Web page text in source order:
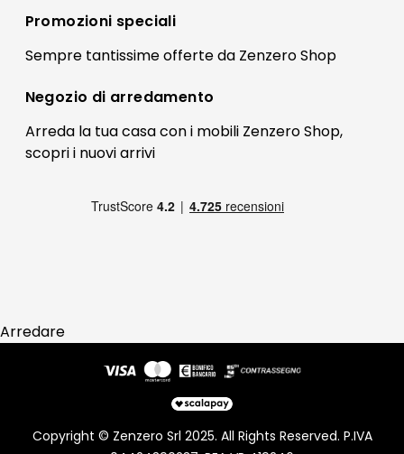
Preferenze Cookies
Termini e condizioni
Contatti
FAQ
Pagamenti
Registrati
Il mio account
Promozioni speciali
Sempre tantissimeofferteda Zenzero Shop
Negozio di arredamento
Arreda la tua casa con i mobili Zenzero Shop,
scopri i nuovi arrivi
Arredare
Copyright © Zenzero Srl 2025. All Rights Reserved. P.IVA